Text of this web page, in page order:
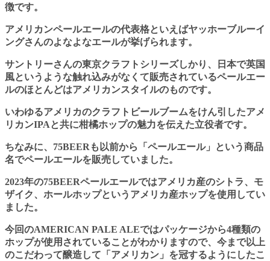
徴です。
アメリカンペールエールの代表格といえばヤッホーブルーイ
ングさんのよなよなエールが挙げられます。
サントリーさんの東京クラフトシリーズしかり、日本で英国
風というような触れ込みがなくて販売されているペールエー
ルのほとんどはアメリカンスタイルのものです。
いわゆるアメリカのクラフトビールブームをけん引したアメ
リカンIPAと共に柑橘ホップの魅力を伝えた立役者です。
ちなみに、75BEERも以前から「ペールエール」という商品
名でペールエールを販売していました。
2023年の75BEERペールエールではアメリカ産のシトラ、モ
ザイク、ホールホップというアメリカ産ホップを使用してい
ました。
今回のAMERICAN PALE ALEではパッケージから4種類の
ホップが使用されていることがわかりますので、今まで以上
のこだわって醸造して「アメリカン」を冠するようにしたこ